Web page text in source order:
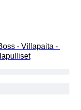
- Villapaita -